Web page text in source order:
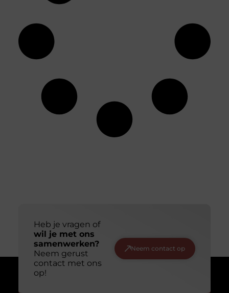
Heb je vragen of
wil je met ons
samenwerken?
Neem gerust
contact met ons
op!
Neem contact op